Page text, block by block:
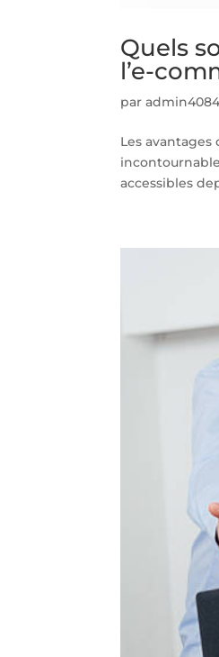
Quels
l’e-
paradmin4084
Les
accessibles